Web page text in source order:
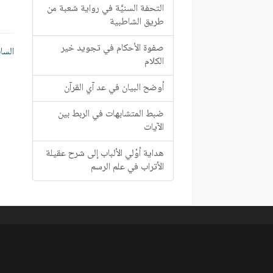
التحفة السنيَّة في رواية شعبة من
طريق الشاطبية
صفوة الأحكام في تجويد خير
الكلام
أوضح البيان في عد آي القرآن
ضبط المتشابهات في الربط بين
الآيات
هداية أوْلي الألباب إلى شرح عقيلة
الأتراب في علم الرسم